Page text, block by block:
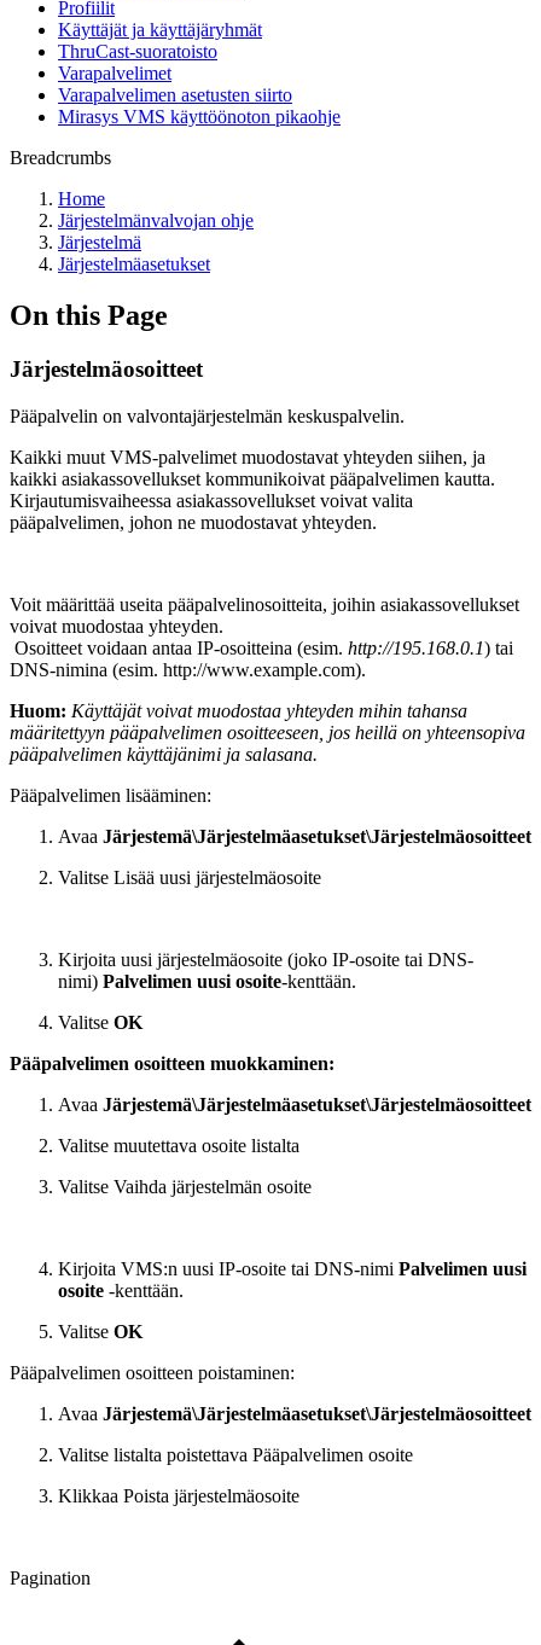
Profiilit
Käyttäjät ja käyttäjäryhmät
ThruCast-suoratoisto
Varapalvelimet
Varapalvelimen asetusten siirto
Mirasys VMS käyttöönoton pikaohje
Breadcrumbs
Home
Järjestelmänvalvojan ohje
Järjestelmä
Järjestelmäasetukset
On this Page
Järjestelmäosoitteet
Pääpalvelin on valvontajärjestelmän keskuspalvelin.
Kaikki muut VMS-palvelimet muodostavat yhteyden siihen, ja
kaikki asiakassovellukset kommunikoivat pääpalvelimen kautta.
Kirjautumisvaiheessa asiakassovellukset voivat valita
pääpalvelimen, johon ne muodostavat yhteyden.
Voit määrittää useita pääpalvelinosoitteita, joihin asiakassovellukset
voivat muodostaa yhteyden.
Osoitteet voidaan antaa IP-osoitteina (esim. http://195.168.0.1) tai
DNS-nimina (esim. http://www.example.com).
Huom: Käyttäjät voivat muodostaa yhteyden mihin tahansa
määritettyyn pääpalvelimen osoitteeseen, jos heillä on yhteensopiva
pääpalvelimen käyttäjänimi ja salasana.
Pääpalvelimen lisääminen:
Avaa Järjestemä\Järjestelmäasetukset\Järjestelmäosoitteet
Valitse Lisää uusi järjestelmäosoite
Kirjoita uusi järjestelmäosoite (joko IP-osoite tai DNS-
nimi) Palvelimen uusi osoite-kenttään.
Valitse OK
Pääpalvelimen osoitteen muokkaminen:
Avaa Järjestemä\Järjestelmäasetukset\Järjestelmäosoitteet
Valitse muutettava osoite listalta
Valitse Vaihda järjestelmän osoite
Kirjoita VMS:n uusi IP-osoite tai DNS-nimi Palvelimen uusi
osoite -kenttään.
Valitse OK
Pääpalvelimen osoitteen poistaminen:
Avaa Järjestemä\Järjestelmäasetukset\Järjestelmäosoitteet
Valitse listalta poistettava Pääpalvelimen osoite
Klikkaa Poista järjestelmäosoite
Pagination